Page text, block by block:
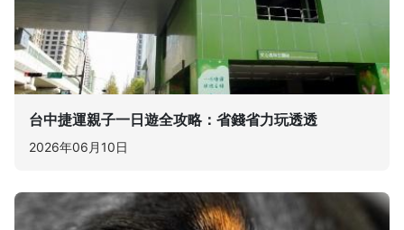
台中捷運親子一日遊全攻略：省錢省力玩透透
2026年06月10日